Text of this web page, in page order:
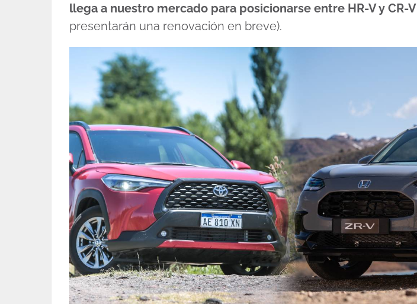
llega a nuestro mercado para posicionarse entre HR-V y CR-V
presentarán una renovación en breve).